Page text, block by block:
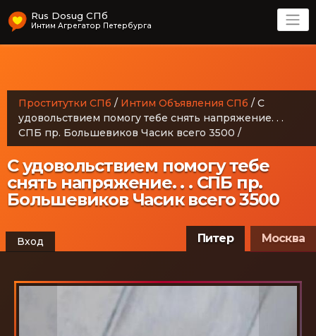
Rus Dosug СПб
Проститутки СПб / Интим Объявления СПб / С
удовольствием помогу тебе снять напряжение. . .
СПБ пр. Большевиков Часик всего 3500 /
С удовольствием помогу тебе
снять напряжение. . . СПБ пр.
Большевиков Часик всего 3500
Вход Москва
Питер